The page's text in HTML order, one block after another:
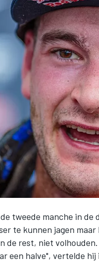
DTM
tweede manche in
te kunnen jagen
de rest, niet
een halve", vertelde hij